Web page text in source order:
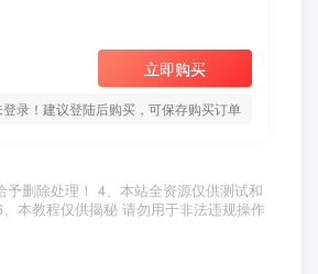
立即购买
录！建议登陆后购买，可保存购买订单
删除处理！ 4、本站全资源仅供测试和
本教程仅供揭秘 请勿用于非法违规操作